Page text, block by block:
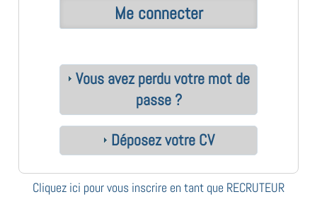
Vous avez perdu votre mot de
passe ?
Déposez votre CV
Cliquez ici pour vous inscrire en tant que RECRUTEUR